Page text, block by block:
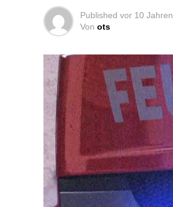
Published vor 10 Jahren
Von ots